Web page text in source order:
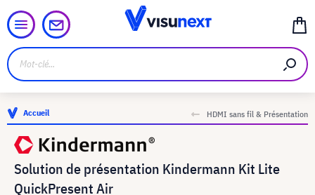
Accueil HDMI sans fil & Présentation
Solution de présentation Kindermann Kit Lite
QuickPresent Air